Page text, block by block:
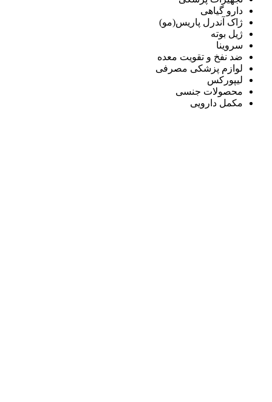
دارو گیاهی
ژاک آندرل پاریس(مو)
ژیل بوته
سروینا
ضد نفخ و تقویت معده
لوازم پزشکی مصرفی
لیپورکس
محصولات جنسی
مکمل دارویی